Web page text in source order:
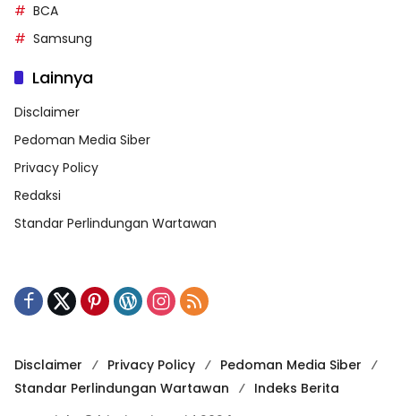
BCA
Samsung
Lainnya
Disclaimer
Pedoman Media Siber
Privacy Policy
Redaksi
Standar Perlindungan Wartawan
Disclaimer Privacy Policy
Pedoman Media Siber
Standar Perlindungan Wartawan
Indeks Berita